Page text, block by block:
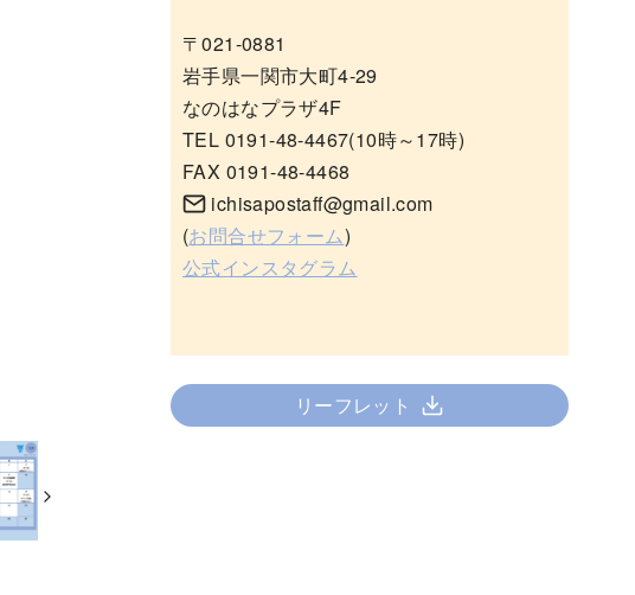
〒021-0881
岩手県一関市大町4-29
なのはなプラザ4F
TEL 0191-48-4467(10時～17時)
FAX 0191-48-4468
ichisapostaff@gmail.com
(お問合せフォーム)
公式インスタグラム
リーフレット